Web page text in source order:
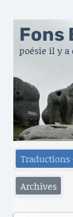
Fons
poésie il y
Traductions
Archives